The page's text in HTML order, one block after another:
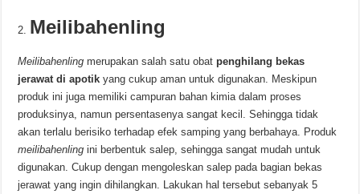
Meilibahenling
Meilibahenling merupakan salah satu obatpenghilang bekas
jerawat di apotik yang cukup aman untuk digunakan. Meskipun
produk ini juga memiliki campuran bahan kimia dalam proses
produksinya, namun persentasenya sangat kecil. Sehingga tidak
akan terlalu berisiko terhadap efek samping yang berbahaya. Produk
meilibahenling ini berbentuk salep, sehingga sangat mudah untuk
digunakan. Cukup dengan mengoleskan salep pada bagian bekas
jerawat yang ingin dihilangkan. Lakukan hal tersebut sebanyak 5